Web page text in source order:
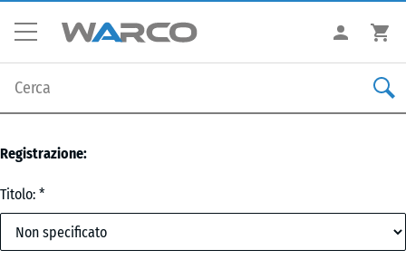
Registrazione:
Titolo: